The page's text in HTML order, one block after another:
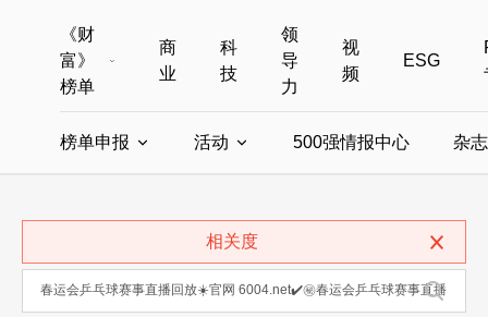
《财
富》
榜单
全部榜单
中国最具影响力商界女性
商
业
科
技
领
导
力
视
频
ESG
榜单申报 活动 500强情报中心 杂
相关度